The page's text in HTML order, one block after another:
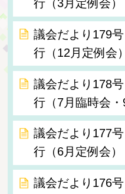
行（3月定例会）
議会だより179
行（12月定例会）
議会だより178
行（7月臨時会・
議会だより177
行（6月定例会）
議会だより176